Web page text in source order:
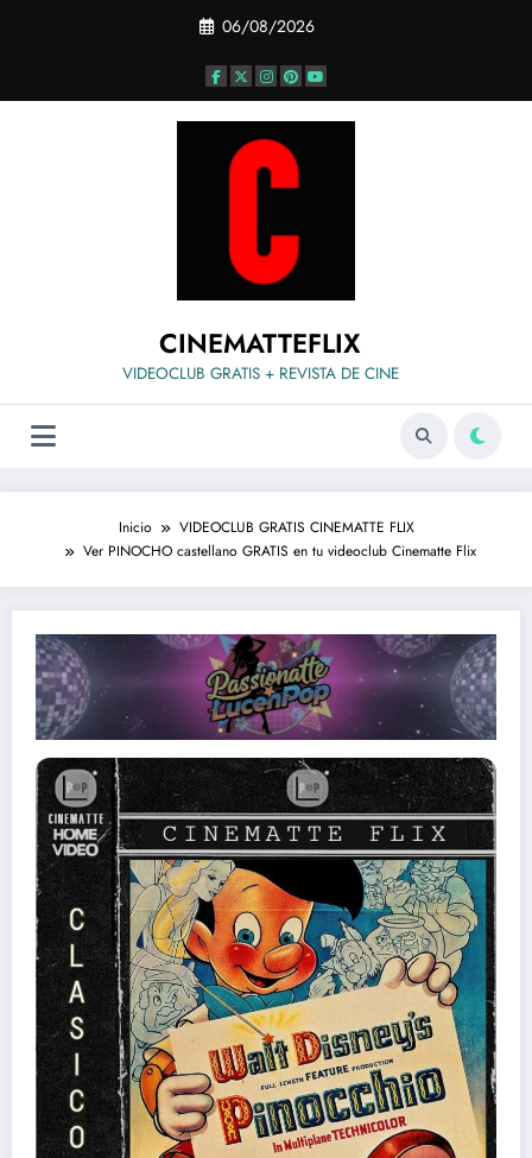
06/08/2026
CINEMATTEFLIX
VIDEOCLUB GRATIS + REVISTA DE CINE
Inicio
VIDEOCLUB GRATIS CINEMATTE FLIX
Ver PINOCHO castellano GRATIS en tu videoclub Cinematte Flix